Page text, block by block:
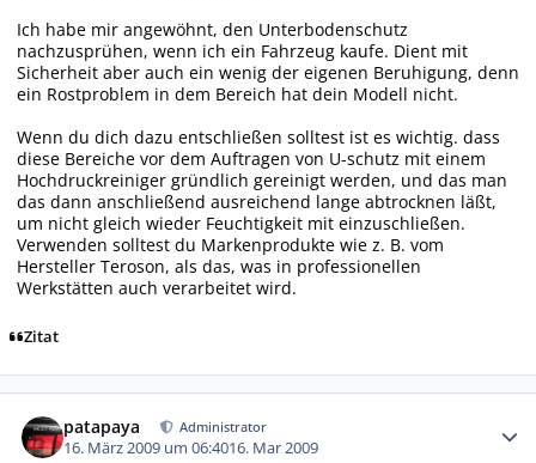
Ich habe mir angewöhnt, den Unterbodenschutz
nachzusprühen, wenn ich ein Fahrzeug kaufe. Dient mit
Sicherheit aber auch ein wenig der eigenen Beruhigung, denn
ein Rostproblem in dem Bereich hat dein Modell nicht.
Wenn du dich dazu entschließen solltest ist es wichtig. dass
diese Bereiche vor dem Auftragen von U-schutz mit einem
Hochdruckreiniger gründlich gereinigt werden, und das man
das dann anschließend ausreichend lange abtrocknen läßt,
um nicht gleich wieder Feuchtigkeit mit einzuschließen.
Verwenden solltest du Markenprodukte wie z. B. vom
Hersteller Teroson, als das, was in professionellen
Werkstätten auch verarbeitet wird.
Zitat
patapaya Administrator
16. März 2009 um 06:4016. Mar 2009